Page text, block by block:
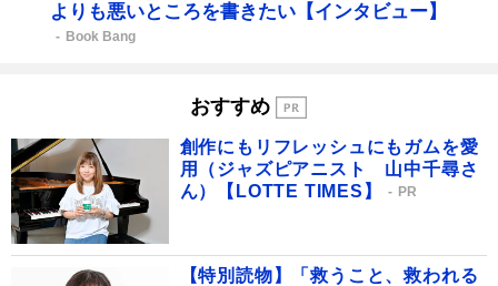
よりも悪いところを書きたい【インタビュー】
Book Bang
おすすめ
創作にもリフレッシュにもガムを愛
用（ジャズピアニスト 山中千尋さ
ん）【LOTTE TIMES】
PR
【特別読物】「救うこと、救われる